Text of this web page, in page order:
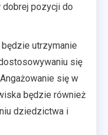
dobrej pozycji do
utrzymanie
się
się w
będzie również
dziedzictwa i